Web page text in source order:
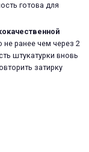
готова для
не ранее чем через 2
штукатурки вновь
затирку